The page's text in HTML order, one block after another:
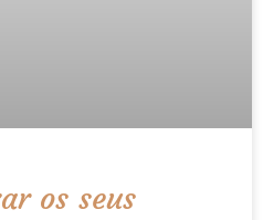
os seus